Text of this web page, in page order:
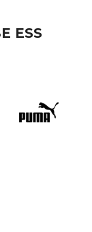
ESS